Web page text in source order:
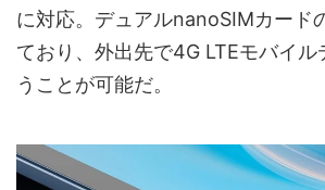
に対応。デュアルnanoSIMカード
ており、外出先で4G LTEモバイル
うことが可能だ。